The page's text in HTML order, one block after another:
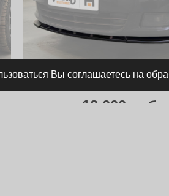
12 000 руб.
Вы соглашаетесь на